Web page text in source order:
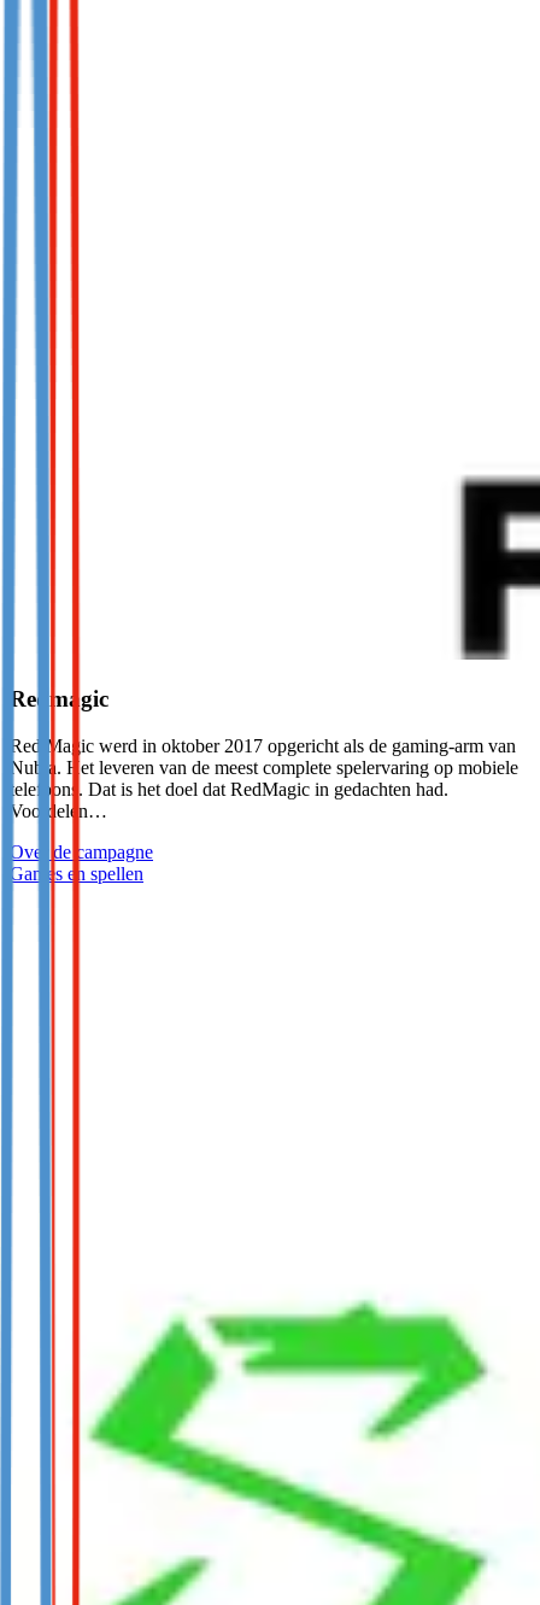
Redmagic
Red Magic werd in oktober 2017 opgericht als de gaming-arm van
Nubia. Het leveren van de meest complete spelervaring op mobiele
telefoons. Dat is het doel dat RedMagic in gedachten had.
Voordelen…
Over de campagne
Games en spellen